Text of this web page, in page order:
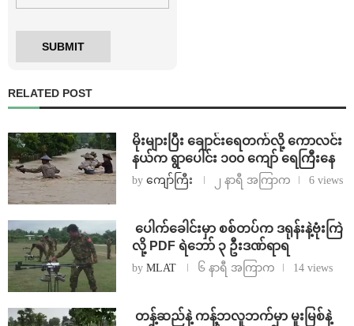
RELATED POST
⁨မိုးများပြီး ချောင်းရေတက်လို့ ကောလင်း
နယ်က ရွာပေါင်း ၁၀၀ ကျော် ရေကြီးနေ
by ကျော်ကြီး ၂ နာရီ အကြာက 6 views
⁩ ⁨ပေါက်ခေါင်းမှာ စစ်တပ်က ဒရုန်းနဲ့ဗုံးကြဲ
လို့ PDF ရဲဘော် ၃ ဦးဒဏ်ရာရ
by MLAT ၆ နာရီ အကြာက 14 views
⁩ ⁨တန့်ဆည်နဲ့ ကန့်ဘလူဘက်မှာ မူးမြစ်နဲ့